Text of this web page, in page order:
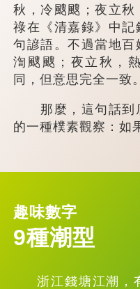
秋，冷颼颼；夜立
祿在《清嘉錄》中
句諺語。不過當地百
渹颼颼；夜立秋，
同，但意思完全一致。
那麼，這句話到
的一種樸素觀察：如
趣味數字
9種潮型
浙江錢塘江潮，